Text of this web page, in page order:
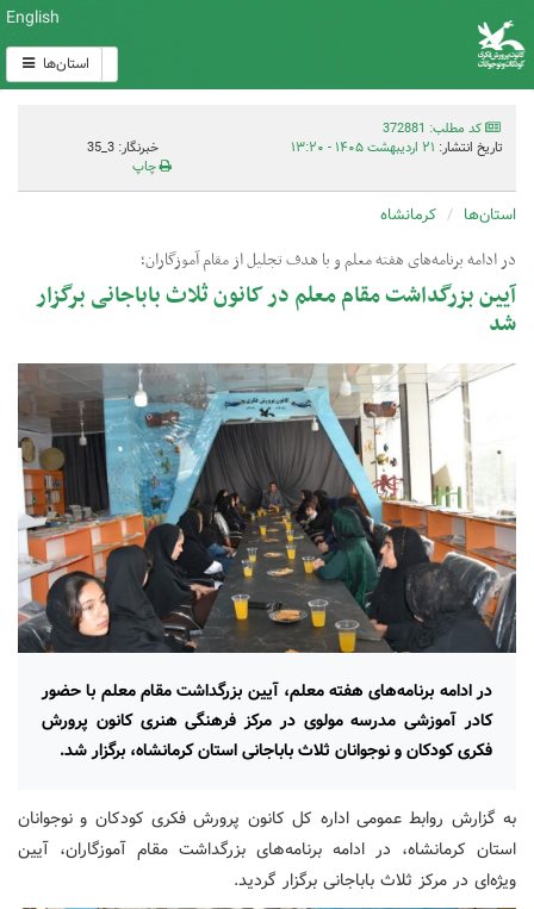
English
استان‌ها
کد مطلب: 372881
تاریخ انتشار: ۲۱ اردیبهشت ۱۴۰۵ - ۱۳:۲۰
خبرنگار: 3_35
چاپ
استان‌ها کرمانشاه
در ادامه برنامه‌های هفته معلم و با هدف تجلیل از مقام آموزگاران؛
آیین بزرگداشت مقام معلم در کانون ثلاث باباجانی برگزار
شد
در ادامه برنامه‌های هفته معلم، آیین بزرگداشت مقام معلم با حضور
کادر آموزشی مدرسه مولوی در مرکز فرهنگی هنری کانون پرورش
فکری کودکان و نوجوانان ثلاث باباجانی استان کرمانشاه، برگزار شد.
به گزارش روابط عمومی اداره کل کانون پرورش فکری کودکان و نوجوانان
استان کرمانشاه، در ادامه برنامه‌های بزرگداشت مقام آموزگاران، آیین
ویژه‌ای در مرکز ثلاث باباجانی برگزار گردید.